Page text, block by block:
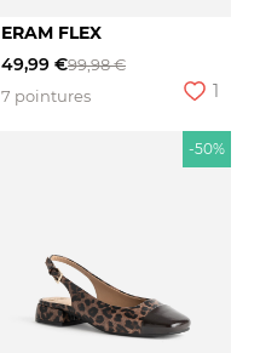
ERAM FLEX
49,99 €99,98 €
7 pointures
1
-50%